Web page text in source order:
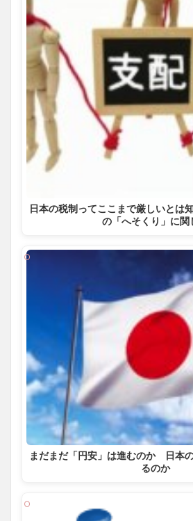
日本の税制ってここまで厳しいとは
の「へそくり」に関
まだまだ「円安」は進むのか 日本
るのか